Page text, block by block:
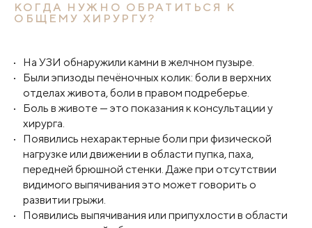
КОГДА НУЖНО ОБРАТИТЬСЯ К
ОБЩЕМУ ХИРУРГУ?
На УЗИ обнаружили камни в желчном пузыре.
Были эпизоды печёночных колик: боли в верхних
отделах живота, боли в правом подреберье.
Боль в животе — это показания к консультации у
хирурга.
Появились нехарактерные боли при физической
нагрузке или движении в области пупка, паха,
передней брюшной стенки. Даже при отсутствии
видимого выпячивания это может говорить о
развитии грыжи.
Появились выпячивания или припухлости в области